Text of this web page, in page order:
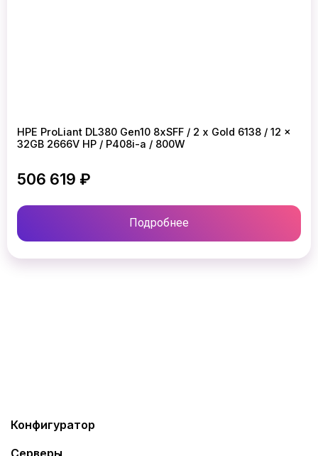
HPE ProLiant DL380 Gen10 8xSFF / 2 x Gold 6138 / 12 x
32GB 2666V HP / P408i-a / 800W
506 619 ₽
Подробнее
Конфигуратор
Серверы